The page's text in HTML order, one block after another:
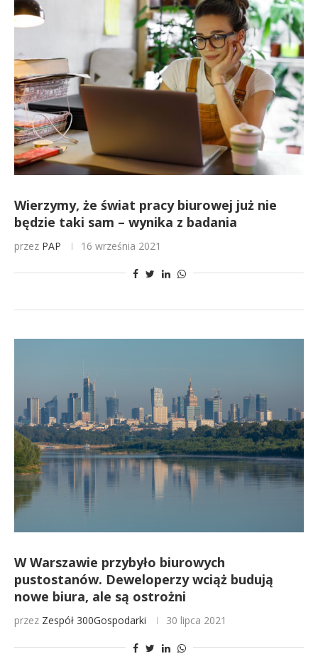
Wierzymy, że świat pracy biurowej już nie
będzie taki sam – wynika z badania
przez PAP 16 września 2021
W Warszawie przybyło biurowych
pustostanów. Deweloperzy wciąż budują
nowe biura, ale są ostrożni
przez Zespół 300Gospodarki 30 lipca 2021